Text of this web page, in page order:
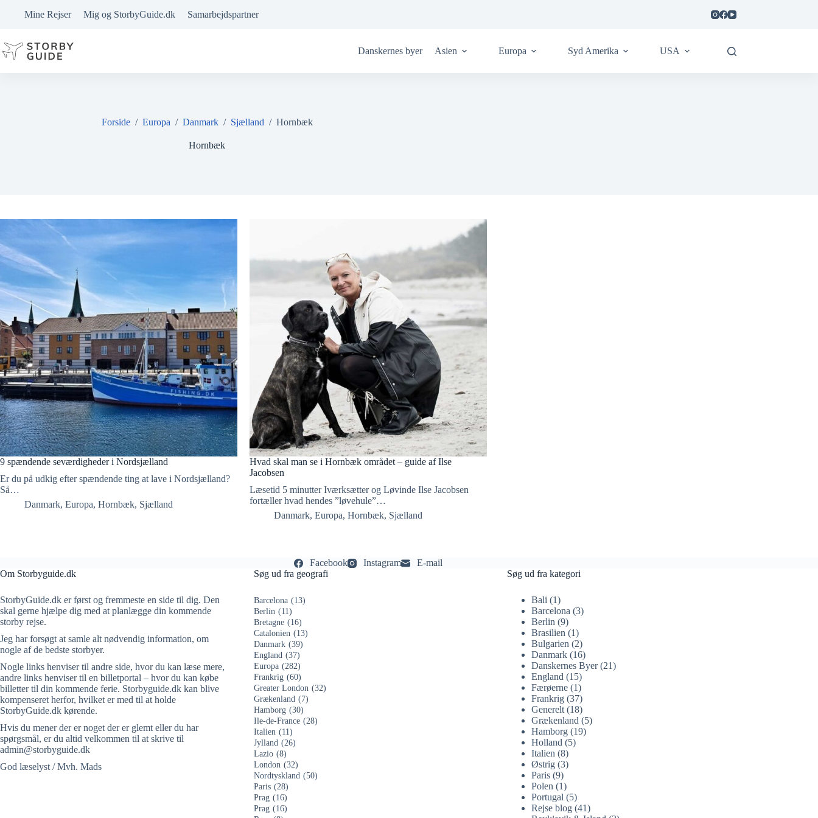
Mine Rejser Mig og StorbyGuide.dk Samarbejdspartner
Danskernes byer Asien Europa Syd Amerika USA
Forside/ Europa / Danmark/ Sjælland / Hornbæk
Hornbæk
9 spændende seværdigheder i Nordsjælland
Er du på udkig efter spændende ting at lave i Nordsjælland?
Så…
Danmark, Europa, Hornbæk, Sjælland
Hvad skal man se i Hornbæk området – guide af Ilse
Jacobsen
Læsetid 5 minutter Iværksætter og Løvinde Ilse Jacobsen
fortæller hvad hendes ”løvehule”…
Danmark, Europa, Hornbæk, Sjælland
Facebook Instagram
E-mail
Om Storbyguide.dk
StorbyGuide.dk er først og fremmeste en side til dig. Den
skal gerne hjælpe dig med at planlægge din kommende
storby rejse.
Jeg har forsøgt at samle alt nødvendig information, om
nogle af de bedste storbyer.
Nogle links henviser til andre side, hvor du kan læse mere,
andre links henviser til en billetportal – hvor du kan købe
billetter til din kommende ferie. Storbyguide.dk kan blive
kompenseret herfor, hvilket er med til at holde
StorbyGuide.dk kørende.
Hvis du mener der er noget der er glemt eller du har
spørgsmål, er du altid velkommen til at skrive til
admin@storbyguide.dk
God læselyst / Mvh. Mads
Søg ud fra geografi
Barcelona (13)
Berlin (11)
Bretagne (16)
Catalonien (13)
Danmark (39)
England (37)
Europa (282)
Frankrig (60)
Greater London (32)
Grækenland (7)
Hamborg (30)
Ile-de-France (28)
Italien (11)
Jylland (26)
Lazio (8)
London (32)
Nordtyskland (50)
Paris (28)
Prag (16)
Prag (16)
Søg ud fra kategori
Bali (1)
Barcelona (3)
Berlin (9)
Brasilien (1)
Bulgarien (2)
Danmark (16)
Danskernes Byer(21)
England (15)
Færøerne (1)
Frankrig (37)
Generelt (18)
Grækenland (5)
Hamborg (19)
Holland (5)
Italien (8)
Østrig (3)
Paris (9)
Polen (1)
Portugal (5)
Rejse blog (41)